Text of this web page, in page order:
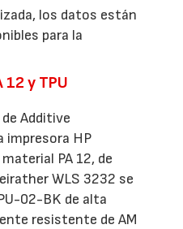
los datos están
para la
12 y TPU
Additive
impresora HP
PA 12, de
WLS 3232 se
02-BK de alta
resistente de AM